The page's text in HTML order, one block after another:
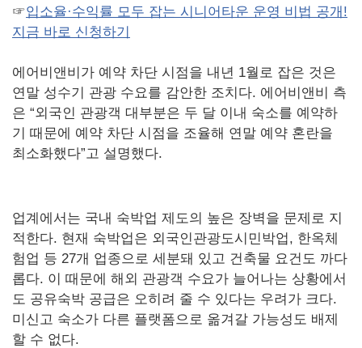
☞입소율·수익률 모두 잡는 시니어타운 운영 비법 공개!
지금 바로 신청하기
에어비앤비가 예약 차단 시점을 내년 1월로 잡은 것은
연말 성수기 관광 수요를 감안한 조치다. 에어비앤비 측
은 “외국인 관광객 대부분은 두 달 이내 숙소를 예약하
기 때문에 예약 차단 시점을 조율해 연말 예약 혼란을
최소화했다”고 설명했다.
업계에서는 국내 숙박업 제도의 높은 장벽을 문제로 지
적한다. 현재 숙박업은 외국인관광도시민박업, 한옥체
험업 등 27개 업종으로 세분돼 있고 건축물 요건도 까다
롭다. 이 때문에 해외 관광객 수요가 늘어나는 상황에서
도 공유숙박 공급은 오히려 줄 수 있다는 우려가 크다.
미신고 숙소가 다른 플랫폼으로 옮겨갈 가능성도 배제
할 수 없다.